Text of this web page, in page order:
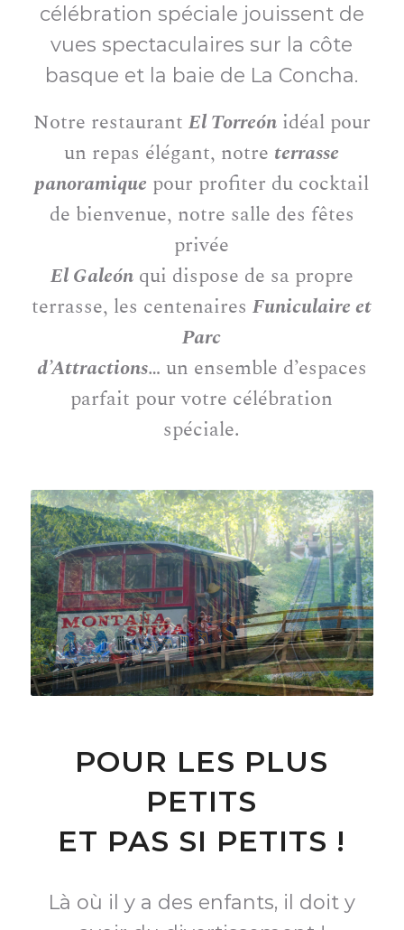
célébration spéciale jouissent de
vues spectaculaires sur la côte
basque et la baie de La Concha.
Notre restaurant El Torreónidéal pour
un repas élégant, notre terrasse
panoramique pour profiter du cocktail
de bienvenue, notre salle des fêtes
privée
El Galeónqui dispose de sa propre
terrasse, les centenairesFuniculaire et
Parc
d’Attractions… un ensemble d’espaces
parfait pour votre célébration
spéciale.
POUR LES PLUS
PETITS
ET PAS SI PETITS !
Là où il y a des enfants, il doit y